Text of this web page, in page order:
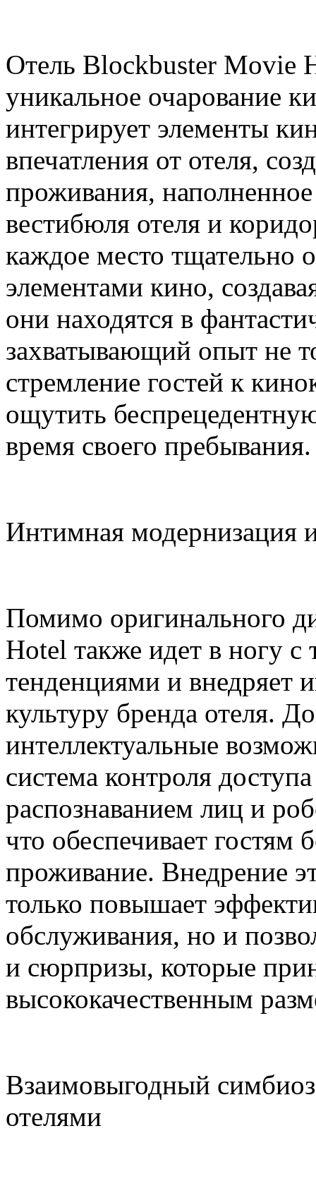
Отель Blockbuster Movie
уникальное очарование
интегрирует элементы
впечатления от отеля,
проживания,
вестибюля отеля и
каждое место тщательно
элементами кино,
они находятся в
захватывающий опыт не
стремление гостей к
ощутить
время своего пребывания.
Интимная модернизация
Помимо оригинального
Hotel также идет в ногу с
тенденциями и внедряет
культуру бренда отеля.
интеллектуальные
система контроля
распознаванием лиц и
что обеспечивает гостям
проживание. Внедрение
только повышает
обслуживания, но и
и сюрпризы, которые
высококачественным
Взаимовыгодный
отелями